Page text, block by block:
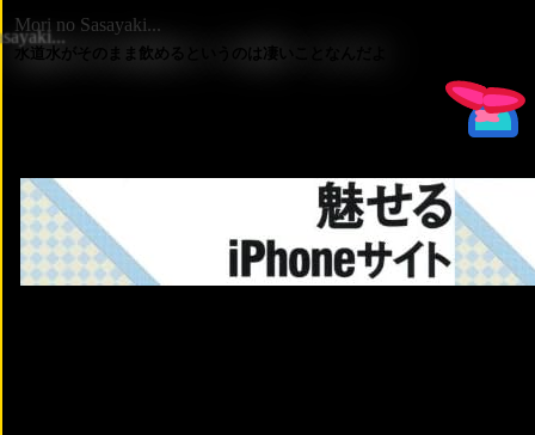
Mori no Sasayaki...
水道水がそのまま飲めるというのは凄いことなんだよ